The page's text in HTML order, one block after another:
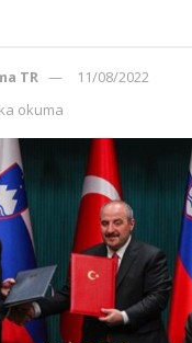
TR
11/08/2022
okuma